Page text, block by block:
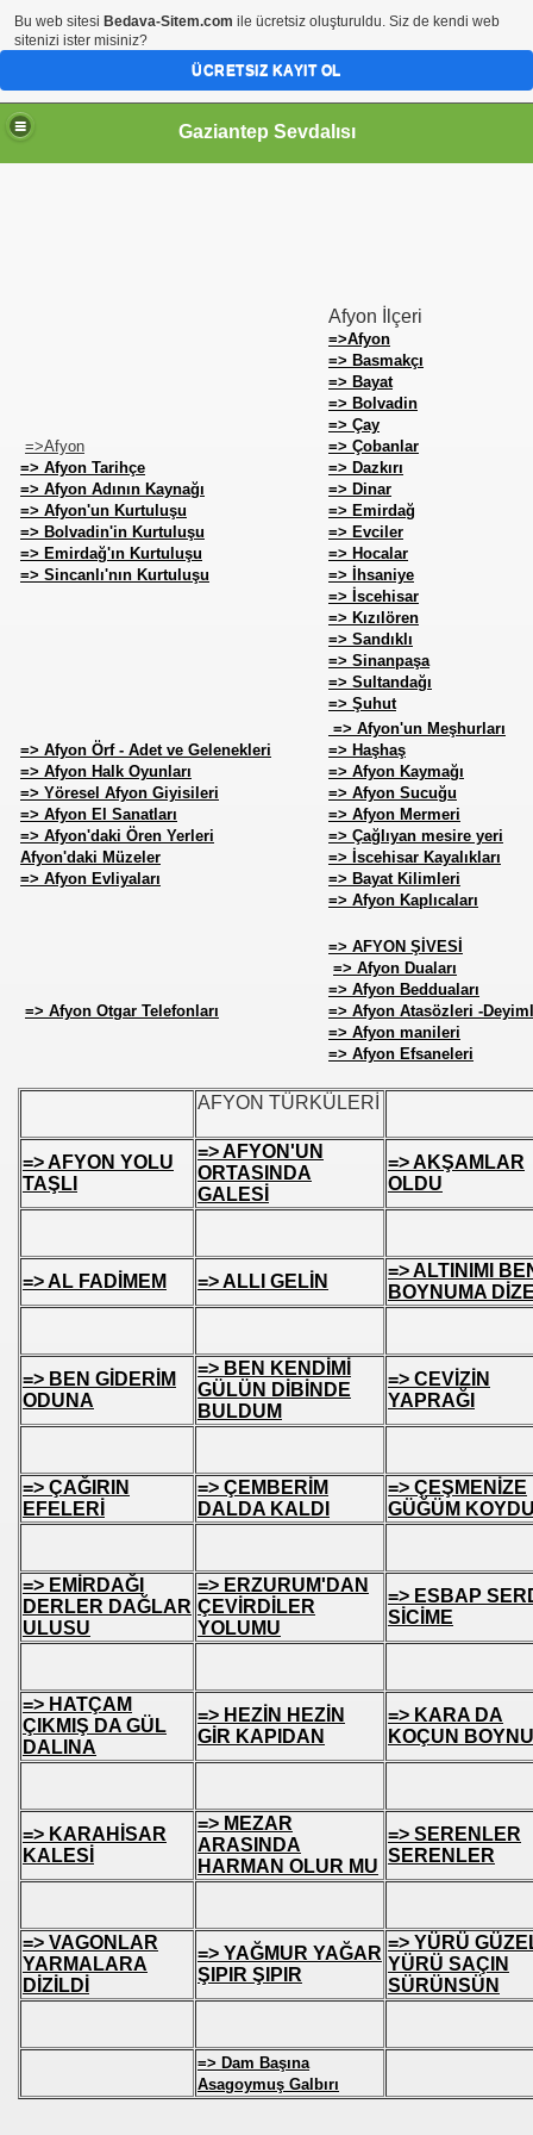
Gaziantep Sevdalısı
=>Afyon
=> Afyon Tarihçe
=> Afyon Adının Kaynağı
=> Afyon'un Kurtuluşu
=> Bolvadin'in Kurtuluşu
=> Emirdağ'ın Kurtuluşu
=> Sincanlı'nın Kurtuluşu
Afyon İlçeri
=>Afyon
=> Basmakçı
=> Bayat
=> Bolvadin
=> Çay
=> Çobanlar
=> Dazkırı
=> Dinar
=> Emirdağ
=> Evciler
=> Hocalar
=> İhsaniye
=> İscehisar
=> Kızılören
=> Sandıklı
=> Sinanpaşa
=> Sultandağı
=> Şuhut
=> Afyon Örf - Adet ve Gelenekleri
=> Afyon Halk Oyunları
=> Yöresel Afyon Giyisileri
=> Afyon El Sanatları
=> Afyon'daki Ören Yerleri
Afyon'daki Müzeler
=> Afyon Evliyaları
=> Afyon'un Meşhurları
=> Haşhaş
=> Afyon Kaymağı
=> Afyon Sucuğu
=> Afyon Mermeri
=> Çağlıyan mesire yeri
=> İscehisar Kayalıkları
=> Bayat Kilimleri
=> Afyon Kaplıcaları
=> Afyon Otgar Telefonları
=> AFYON ŞİVESİ
=> Afyon Duaları
=> Afyon Bedduaları
=> Afyon Atasözleri -
=> Afyon manileri
=> Afyon Efsaneleri
AFYON TÜRKÜLERİ
=> AFYON YOLU
TAŞLI
=> AFYON'UN
ORTASINDA
GALESİ
=> AKŞAMLAR
OLDU
=> AL FADİMEM => ALLI GELİN
=> ALTINIMI
BOYNUMA
=> BEN GİDERİM
ODUNA
=> BEN KENDİMİ
GÜLÜN DİBİNDE
BULDUM
=> CEVİZİN
YAPRAĞI
=> ÇAĞIRIN
EFELERİ
=> ÇEMBERİM
DALDA KALDI
=> ÇEŞMENİZE
GÜĞÜM
=> EMİRDAĞI
DERLER DAĞLAR
ULUSU
=> ERZURUM'DAN
ÇEVİRDİLER
YOLUMU
=> ESBAP
SİCİME
=> HATÇAM
ÇIKMIŞ DA GÜL
DALINA
=> HEZİN HEZİN
GİR KAPIDAN
=> KARA DA
KOÇUN
=> KARAHİSAR
KALESİ
=> MEZAR
ARASINDA
HARMAN OLUR MU
=> SERENLER
SERENLER
=> VAGONLAR
YARMALARA
DİZİLDİ
=> YAĞMUR YAĞAR
ŞIPIR ŞIPIR
=> YÜRÜ
YÜRÜ SAÇIN
SÜRÜNSÜN
=> Dam Başına
Asagoymuş Galbırı
Bu web sitesi Bedava-Sitem.com ile ücretsiz oluşturuldu. Siz de kendi web
sitenizi ister misiniz?
ÜCRETSIZ KAYIT OL